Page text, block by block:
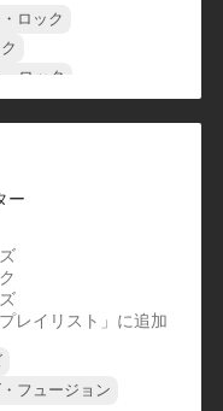
ロック
ロック
ー
レイリスト」に追加
フュージョン